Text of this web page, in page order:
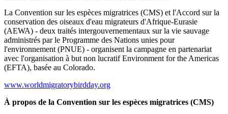
La Convention sur les espèces migratrices (CMS) et l'Accord sur la
conservation des oiseaux d'eau migrateurs d'Afrique-Eurasie
(AEWA) - deux traités intergouvernementaux sur la vie sauvage
administrés par le Programme des Nations unies pour
l'environnement (PNUE) - organisent la campagne en partenariat
avec l'organisation à but non lucratif Environment for the Americas
(EFTA), basée au Colorado.
www.worldmigratorybirdday.org
À propos de la Convention sur les espèces migratrices (CMS)